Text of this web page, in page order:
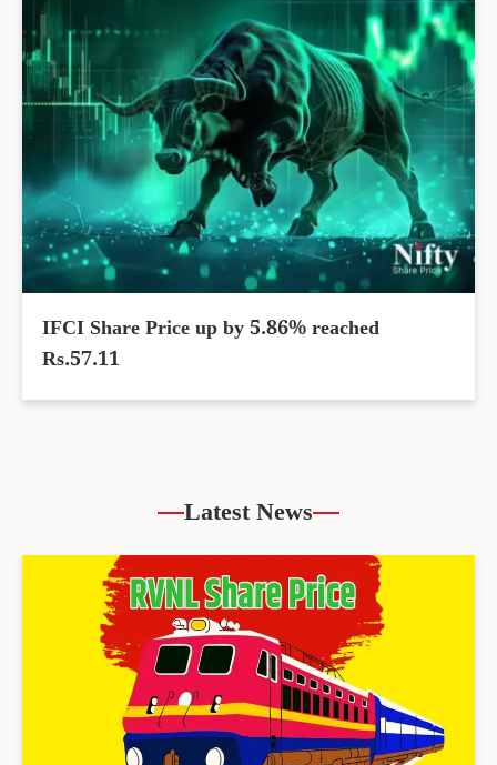
IFCI Share Price up by 5.86% reached
Rs.57.11
Latest News